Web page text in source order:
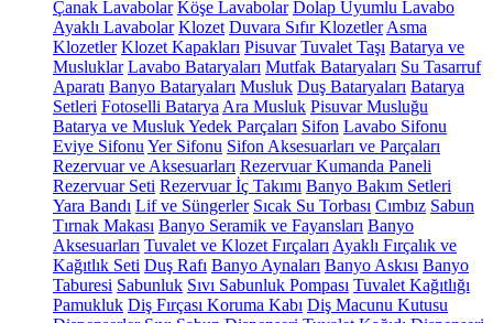
Çanak Lavabolar Köşe Lavabolar Dolap Uyumlu Lavabo
Ayaklı Lavabolar Klozet Duvara Sıfır Klozetler Asma
Klozetler Klozet Kapakları Pisuvar Tuvalet Taşı Batarya ve
Musluklar Lavabo Bataryaları Mutfak Bataryaları Su Tasarruf
Aparatı Banyo Bataryaları Musluk Duş Bataryaları Batarya
Setleri Fotoselli Batarya Ara Musluk Pisuvar Musluğu
Batarya ve Musluk Yedek Parçaları Sifon Lavabo Sifonu
Eviye Sifonu Yer Sifonu Sifon Aksesuarları ve Parçaları
Rezervuar ve Aksesuarları Rezervuar Kumanda Paneli
Rezervuar Seti Rezervuar İç Takımı Banyo Bakım Setleri
Yara Bandı Lif ve Süngerler Sıcak Su Torbası Cımbız Sabun
Tırnak Makası Banyo Seramik ve Fayansları Banyo
Aksesuarları Tuvalet ve Klozet Fırçaları Ayaklı Fırçalık ve
Kağıtlık Seti Duş Rafı Banyo Aynaları Banyo Askısı Banyo
Taburesi Sabunluk Sıvı Sabunluk Pompası Tuvalet Kağıtlığı
Pamukluk Diş Fırçası Koruma Kabı Diş Macunu Kutusu